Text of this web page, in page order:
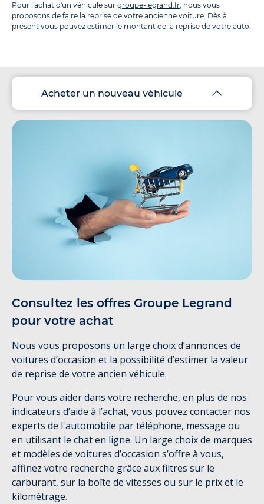
Pour l'achat d'un véhicule sur groupe-legrand.fr, nous vous
proposons de faire la reprise de votre ancienne voiture. Dès à
présent vous pouvez estimer le montant de la reprise de votre auto.
Acheter un nouveau véhicule
Consultez les offres Groupe Legrand
pour votre achat
Nous vous proposons un large choix d’annonces de
voitures d’occasion et la possibilité d’estimer la valeur
de reprise de votre ancien véhicule.
Pour vous aider dans votre recherche, en plus de nos
indicateurs d’aide à l’achat, vous pouvez contacter nos
experts de l'automobile par téléphone, message ou
en utilisant le chat en ligne. Un large choix de marques
et modèles de voitures d’occasion s’offre à vous,
affinez votre recherche grâce aux filtres sur le
carburant, sur la boîte de vitesses ou sur le prix et le
kilométrage.